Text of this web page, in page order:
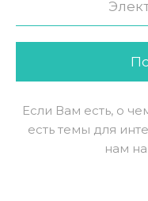
Если Вам есть, о
есть темы для
нам